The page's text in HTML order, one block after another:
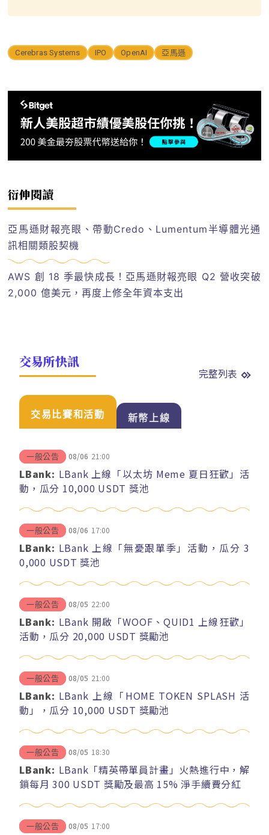
Cerebras Systems IPO OpenAI 亞馬遜
衍伸閱讀
亞馬遜財報亮眼、帶動Credo、Lumentum半導體光通
訊相關類股契機
AWS 創 18 季最快成長！亞馬遜財報亮眼 Q2 營收突破
2,000 億美元，再度上修全年資本支出
交易所快訊
完整列表
交易比賽和活動 新幣上線
一般公告 08/06 21:00
LBank: LBank 上線「以太坊 Meme 夏日狂歡」活
動，瓜分 10,000 USDT 獎池
一般公告 08/06 17:00
LBank: LBank 上線「無憂跟單季」活動，瓜分 3
0,000 USDT 獎池
一般公告 08/05 22:00
LBank: LBank 開啟「WOOF、QUID1 上線狂歡」
活動，瓜分 20,000 USDT 獎勵池
一般公告 08/05 21:00
LBank: LBank 上線「HOME TOKEN SPLASH 活
動」，瓜分 10,000 USDT 獎勵池
一般公告 08/05 18:30
LBank: LBank「精英帶單員計畫」火熱進行中，解
鎖每月 300 USDT 獎勵及最高 15% 淨手續費分紅
一般公告 08/05 17:00